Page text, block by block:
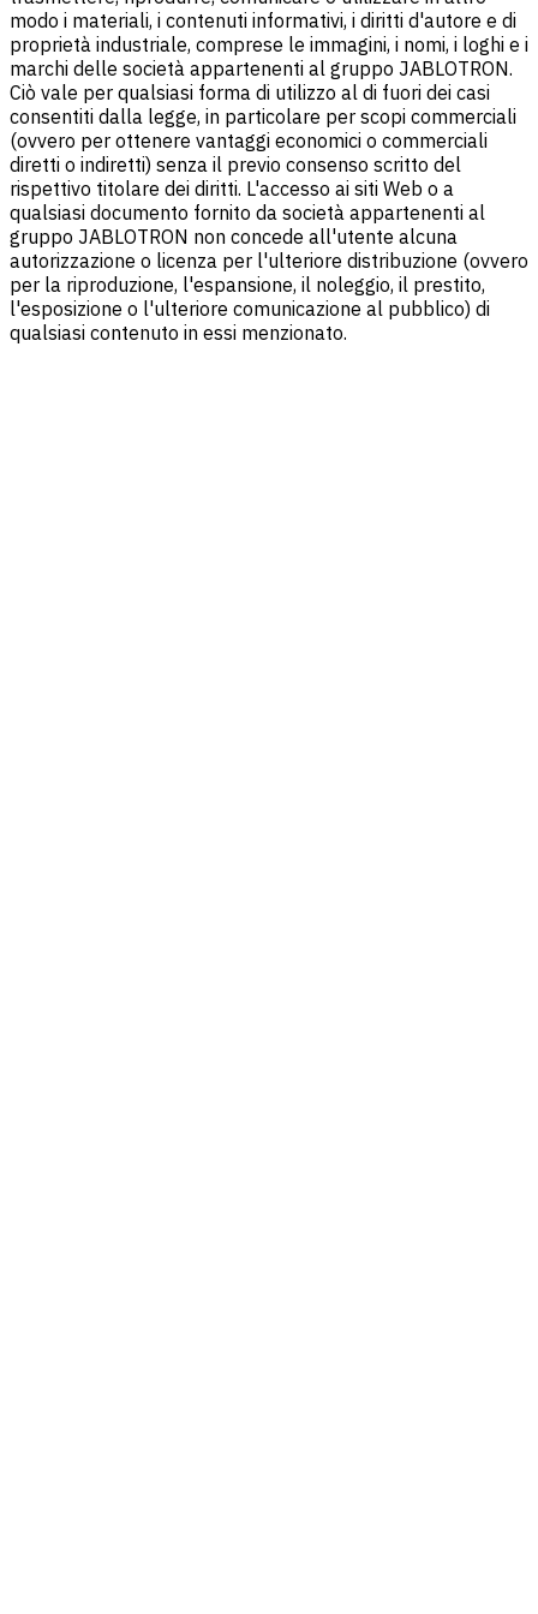
modo i materiali, i contenuti informativi, i diritti d'autore e di
proprietà industriale, comprese le immagini, i nomi, i loghi e i
marchi delle società appartenenti al gruppo JABLOTRON.
Ciò vale per qualsiasi forma di utilizzo al di fuori dei casi
consentiti dalla legge, in particolare per scopi commerciali
(ovvero per ottenere vantaggi economici o commerciali
diretti o indiretti) senza il previo consenso scritto del
rispettivo titolare dei diritti. L'accesso ai siti Web o a
qualsiasi documento fornito da società appartenenti al
gruppo JABLOTRON non concede all'utente alcuna
autorizzazione o licenza per l'ulteriore distribuzione (ovvero
per la riproduzione, l'espansione, il noleggio, il prestito,
l'esposizione o l'ulteriore comunicazione al pubblico) di
qualsiasi contenuto in essi menzionato.